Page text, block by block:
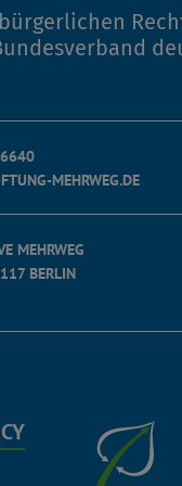
MEHRWEG.DE
MEHRWEG
BERLIN